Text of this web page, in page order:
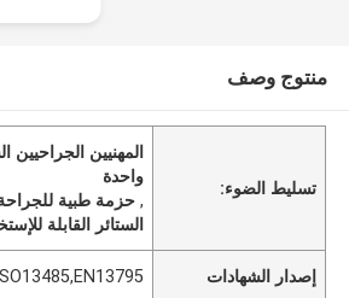
منتوج وصف
تسليط الضوء:
المهنيين الجراحيين
واحدة
,حزمة طبية
الستائر القابلة
إصدار الشهادات